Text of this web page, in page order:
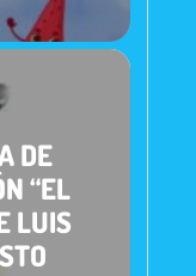
DE
“EL
LUIS